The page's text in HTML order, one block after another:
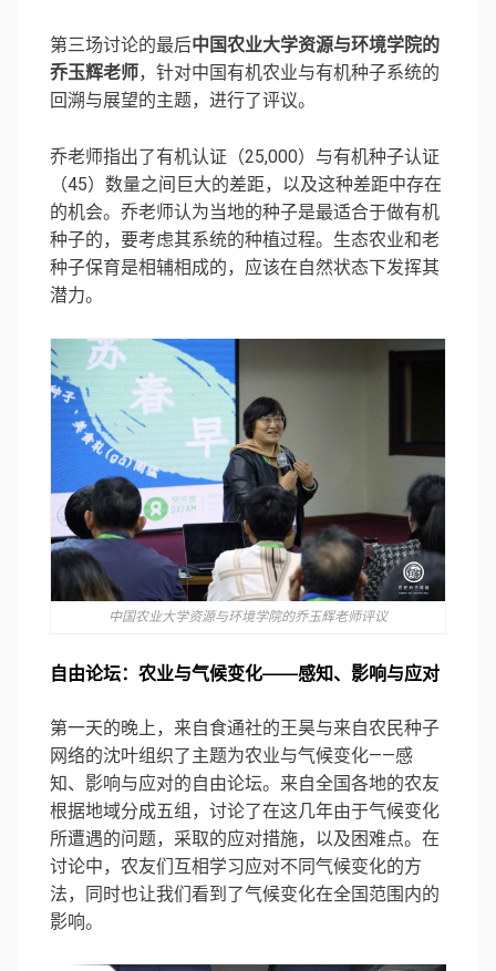
第三场讨论的最后中国农业大学资源与环境学院的
乔玉辉老师，针对中国有机农业与有机种子系统的
回溯与展望的主题，进行了评议。
乔老师指出了有机认证（25,000）与有机种子认证
（45）数量之间巨大的差距，以及这种差距中存在
的机会。乔老师认为当地的种子是最适合于做有机
种子的，要考虑其系统的种植过程。生态农业和老
种子保育是相辅相成的，应该在自然状态下发挥其
潜力。
中国农业大学资源与环境学院的乔玉辉老师评议
⾃由论坛： 农业与⽓候变化——感知、影响与应对
第一天的晚上，来自食通社的王昊与来自农民种子
网络的沈叶组织了主题为农业与气候变化——感
知、影响与应对的自由论坛。来自全国各地的农友
根据地域分成五组，讨论了在这几年由于气候变化
所遭遇的问题，采取的应对措施，以及困难点。在
讨论中，农友们互相学习应对不同气候变化的方
法，同时也让我们看到了气候变化在全国范围内的
影响。